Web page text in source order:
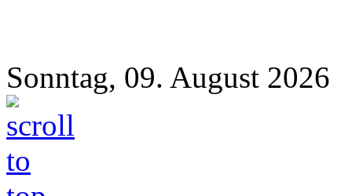
Sonntag, 09. August 2026